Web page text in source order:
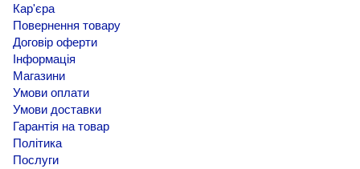
Кар'єра
Повернення товару
Договір оферти
Інформація
Магазини
Умови оплати
Умови доставки
Гарантія на товар
Політика
Послуги